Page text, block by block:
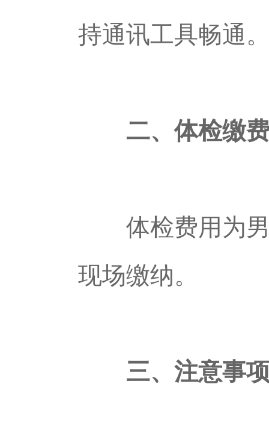
持通讯工具畅通
二、体检缴
体检费用为男
现场缴纳。
三、注意事